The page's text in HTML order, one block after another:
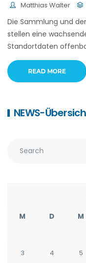
Matthias Walter
Die Sammlung und
stellen eine
Standortdaten
READ MORE
NEWS-
M D M
3
4 5